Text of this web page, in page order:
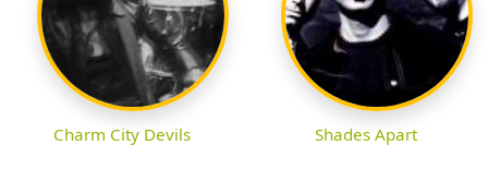
Charm City Devils Shades Apart